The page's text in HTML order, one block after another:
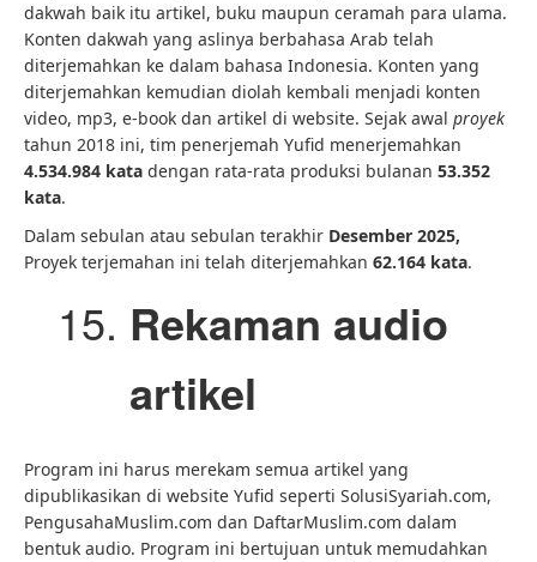
dakwah baik itu artikel, buku maupun ceramah para ulama.
Konten dakwah yang aslinya berbahasa Arab telah
diterjemahkan ke dalam bahasa Indonesia. Konten yang
diterjemahkan kemudian diolah kembali menjadi konten
video, mp3, e-book dan artikel di website. Sejak awal proyek
tahun 2018 ini, tim penerjemah Yufid menerjemahkan
4.534.984 kata dengan rata-rata produksi bulanan 53.352
kata.
Dalam sebulan atau sebulan terakhir Desember 2025,
Proyek terjemahan ini telah diterjemahkan 62.164 kata.
Rekaman audio
artikel
Program ini harus merekam semua artikel yang
dipublikasikan di website Yufid seperti SolusiSyariah.com,
PengusahaMuslim.com dan DaftarMuslim.com dalam
bentuk audio. Program ini bertujuan untuk memudahkan